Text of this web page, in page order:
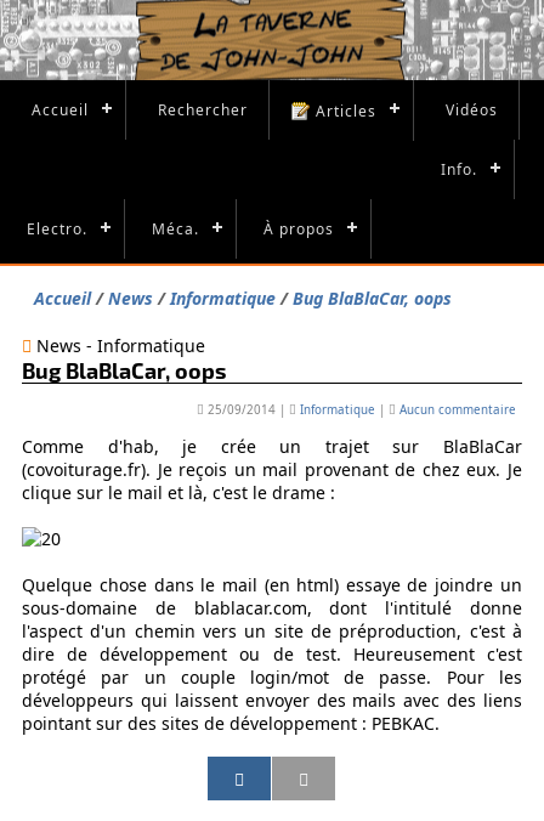
Accueil Rechercher Articles Vidéos
Info.
Electro. Méca. À propos
Accueil News Informatique Bug BlaBlaCar, oops
News - Informatique
Bug BlaBlaCar, oops
25/09/2014 | Informatique | Aucun commentaire
Comme d'hab, je crée un trajet sur BlaBlaCar
(covoiturage.fr). Je reçois un mail provenant de chez eux. Je
clique sur le mail et là, c'est le drame :
Quelque chose dans le mail (en html) essaye de joindre un
sous-domaine de blablacar.com, dont l'intitulé donne
l'aspect d'un chemin vers un site de préproduction, c'est à
dire de développement ou de test. Heureusement c'est
protégé par un couple login/mot de passe. Pour les
développeurs qui laissent envoyer des mails avec des liens
pointant sur des sites de développement : PEBKAC.
a
a
a
a